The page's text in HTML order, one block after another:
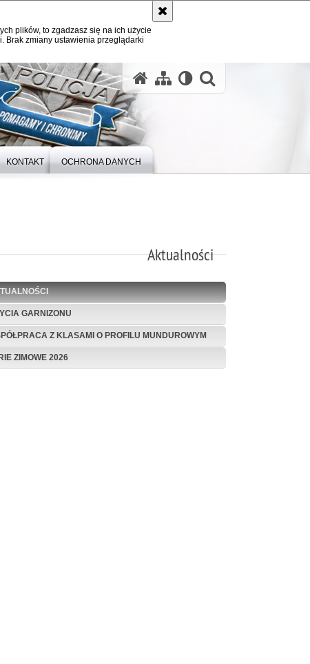
plików, to zgadzasz się na ich użycie
Brak zmiany ustawienia przeglądarki
KONTAKT OCHRONA DANYCH
Aktualności
GARNIZONU
Z KLASAMI O PROFILU MUNDUROWYM
ZIMOWE 2026